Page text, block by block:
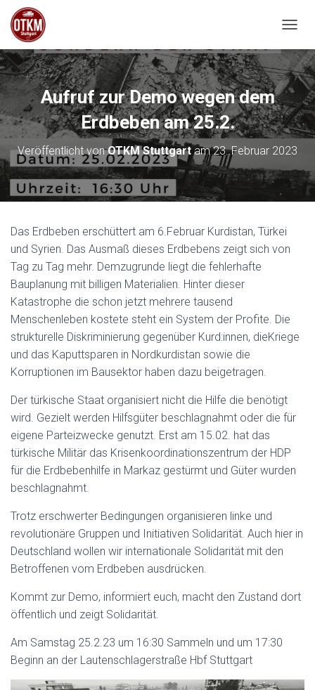
Aufruf zur Demo wegen dem
Erdbeben am 25.2.
Veröffentlicht vonOTKM Stuttgartam23. Februar 2023
Das Erdbeben erschüttert am 6.Februar Kurdistan, Türkei
und Syrien. Das Ausmaß dieses Erdbebens zeigt sich von
Tag zu Tag mehr. Demzugrunde liegt die fehlerhafte
Bauplanung mit billigen Materialien. Hinter dieser
Katastrophe die schon jetzt mehrere tausend
Menschenleben kostete steht ein System der Profite. Die
strukturelle Diskriminierung gegenüber Kurd:innen, dieKriege
und das Kaputtsparen in Nordkurdistan sowie die
Korruptionen im Bausektor haben dazu beigetragen.
Der türkische Staat organisiert nicht die Hilfe die benötigt
wird. Gezielt werden Hilfsgüter beschlagnahmt oder die für
eigene Parteizwecke genutzt. Erst am 15.02. hat das
türkische Militär das Krisenkoordinationszentrum der HDP
für die Erdbebenhilfe in Markaz gestürmt und Güter wurden
beschlagnahmt.
Trotz erschwerter Bedingungen organisieren linke und
revolutionäre Gruppen und Initiativen Solidarität. Auch hier in
Deutschland wollen wir internationale Solidarität mit den
Betroffenen vom Erdbeben ausdrücken.
Kommt zur Demo, informiert euch, macht den Zustand dort
öffentlich und zeigt Solidarität.
Am Samstag 25.2.23 um 16:30 Sammeln und um 17:30
Beginn an der Lautenschlagerstraße Hbf Stuttgart